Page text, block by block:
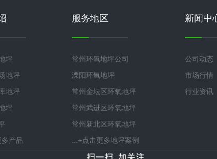
坪
地坪
地坪
坪
多产品
服务地区
常州环氧地坪公司
溧阳环氧地坪
常州金坛区环氧地坪
常州武进区环氧地坪
常州新北区环氧地坪
...+点击更多地坪案例
新闻中
公司动态
市场行情
行业资讯